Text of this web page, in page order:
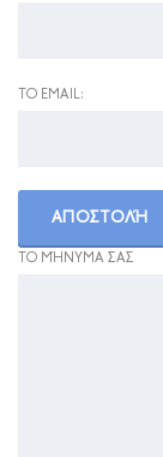
ΤΟ EMAIL:
ΤΟ ΜΉΝΥΜΑ ΣΑΣ